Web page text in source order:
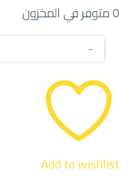
0 متوفر في المخزون
-
كمية
PIRELLI
275/45/20
Add to wishlist